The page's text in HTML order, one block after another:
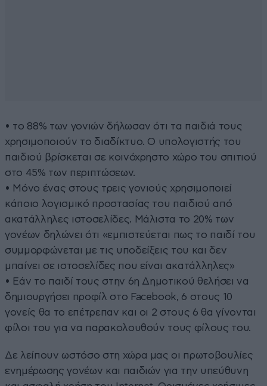
• το 88% των γονιών δήλωσαν ότι τα παιδιά τους
χρησιμοποιούν το διαδίκτυο. Ο υπολογιστής του
παιδιού βρίσκεται σε κοινόχρηστο χώρο του σπιτιού
στο 45% των περιπτώσεων.
• Μόνο ένας στους τρεις γονιούς χρησιμοποιεί
κάποιο λογισμικό προστασίας του παιδιού από
ακατάλληλες ιστοσελίδες. Μάλιστα το 20% των
γονέων δηλώνει ότι «εμπιστεύεται πως το παιδί του
συμμορφώνεται με τις υποδείξεις του και δεν
μπαίνει σε ιστοσελίδες που είναι ακατάλληλες»
• Εάν το παιδί τους στην 6η Δημοτικού θελήσει να
δημιουργήσει προφίλ στο Facebook, 6 στους 10
γονείς θα το επέτρεπαν και οι 2 στους 6 θα γίνονται
φίλοι του για να παρακολουθούν τους φίλους του.
Δε λείπουν ωστόσο στη χώρα μας οι πρωτοβουλίες
ενημέρωσης γονέων και παιδιών για την υπεύθυνη